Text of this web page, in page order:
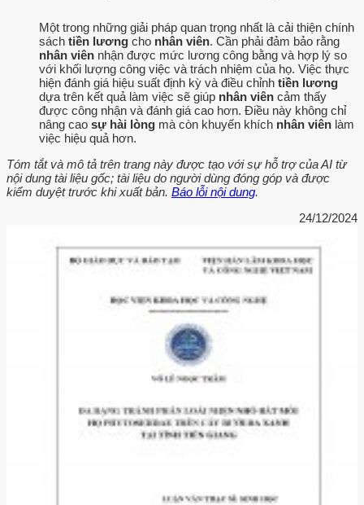
Một trong những giải pháp quan trọng nhất là cải thiện chính
sách tiền lương cho nhân viên. Cần phải đảm bảo rằng
nhân viên nhận được mức lương công bằng và hợp lý so
với khối lượng công việc và trách nhiệm của họ. Việc thực
hiện đánh giá hiệu suất định kỳ và điều chỉnh tiền lương
dựa trên kết quả làm việc sẽ giúp nhân viên cảm thấy
được công nhận và đánh giá cao hơn. Điều này không chỉ
nâng cao sự hài lòng mà còn khuyến khích nhân viên làm
việc hiệu quả hơn.
Tóm tắt và mô tả trên trang này được tạo với sự hỗ trợ của AI từ
nội dung tài liệu gốc; tài liệu do người dùng đóng góp và được
kiểm duyệt trước khi xuất bản. Báo lỗi nội dung.
24/12/2024